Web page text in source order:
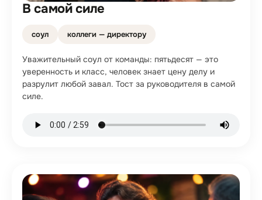
В самой силе
соул коллеги — директору
Уважительный соул от команды: пятьдесят — это
уверенность и класс, человек знает цену делу и
разрулит любой завал. Тост за руководителя в самой
силе.